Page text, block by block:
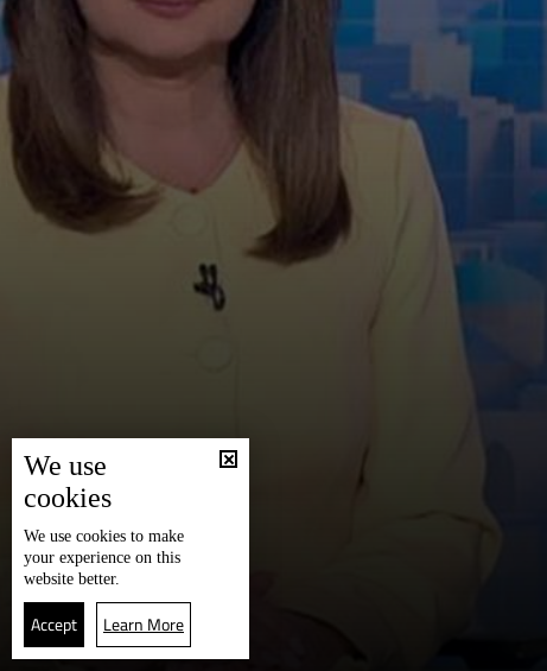
We use
cookies
We use cookies to make
your experience on this
website better.
Accept Learn More